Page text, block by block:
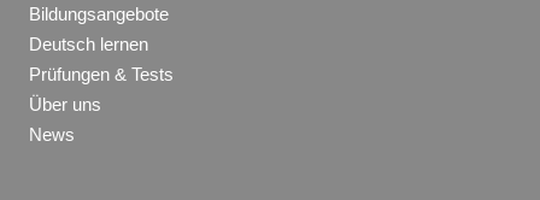
Bildungsangebote
Deutsch lernen
Prüfungen & Tests
Über uns
News